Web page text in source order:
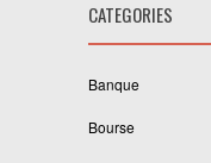
CATEGORIES
Banque
Bourse